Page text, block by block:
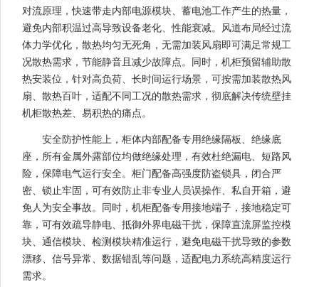
对流原理，快速带走内部电源模块、蓄电池工作产生的热量，
避免内部积温过高导致设备老化、性能衰减。风道布局经过流
体力学优化，散热均匀无死角，无需加装风扇即可满足常规工
况散热需求，节能静音且减少故障点。同时，机柜预留辅助散
热安装位，针对高负荷、长时间运行场景，可按需加装散热风
扇、散热百叶，适配不同工况的散热需求，彻底解决传统壁挂
机柜散热差、易积热的痛点。
安全防护性能上，柜体内部配备专用绝缘隔板、绝缘底
座，所有金属外露部位均做绝缘处理，有效杜绝漏电、短路风
险，保障电气运行安全。柜门配备高强度防盗锁具，闭合严
密、锁止牢固，可有效防止非专业人员误操作、私自开箱，避
免人为安全事故。同时，机柜配备专用接地端子，接地稳定可
靠，可有效疏导静电、抵御外界电磁干扰，保障直流屏监控模
块、通信模块、检测模块精准运行，避免电磁干扰导致的参数
漂移、信号异常、数据错乱等问题，适配电力系统高精度运行
需求。